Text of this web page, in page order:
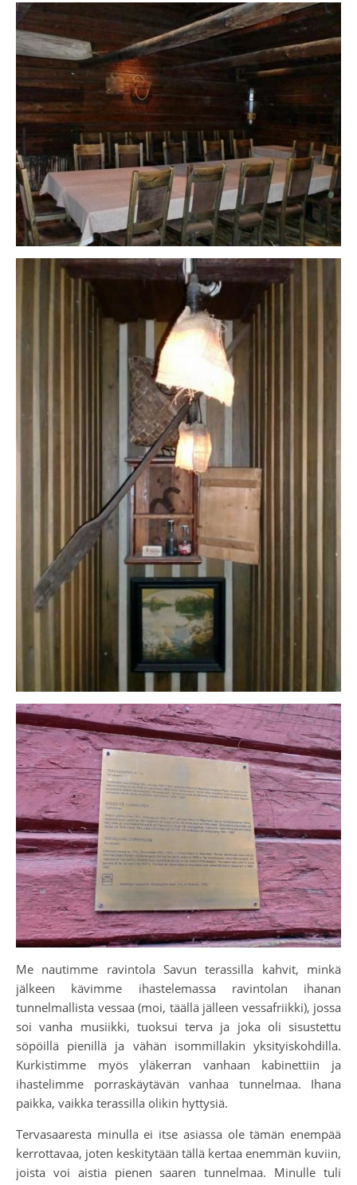
Me nautimme ravintola Savun terassilla kahvit, minkä
jälkeen kävimme ihastelemassa ravintolan ihanan
tunnelmallista vessaa (moi, täällä jälleen vessafriikki), jossa
soi vanha musiikki, tuoksui terva ja joka oli sisustettu
söpöillä pienillä ja vähän isommillakin yksityiskohdilla.
Kurkistimme myös yläkerran vanhaan kabinettiin ja
ihastelimme porraskäytävän vanhaa tunnelmaa. Ihana
paikka, vaikka terassilla olikin hyttysiä.
Tervasaaresta minulla ei itse asiassa ole tämän enempää
kerrottavaa, joten keskitytään tällä kertaa enemmän kuviin,
joista voi aistia pienen saaren tunnelmaa. Minulle tuli